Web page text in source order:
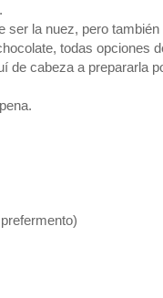
ser la nuez, pero
todas opciones
de cabeza a prepararla